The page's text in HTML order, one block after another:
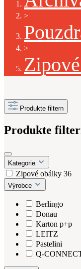
>
>
Produkte filtern
Produkte
Kategorie
Zipové obálky 36
Výrobce
Berlingo
Donau
Karton p+p
LEITZ
Pastelini
Q-